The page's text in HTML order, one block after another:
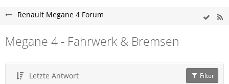
Renault Megane 4 Forum
Megane 4 - Fahrwerk & Bremsen
Letzte Antwort Filter